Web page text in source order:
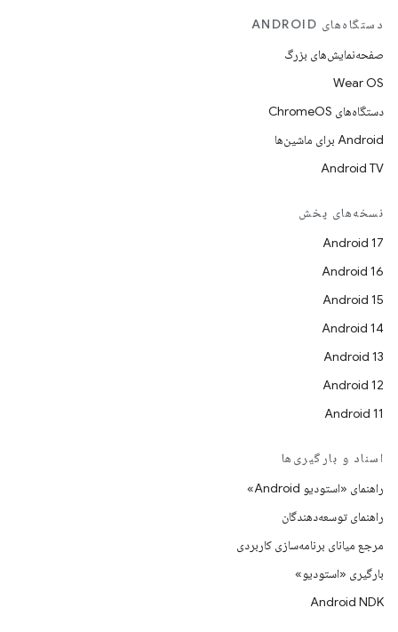
دستگاه‌های ANDROID
صفحه‌نمایش‌های بزرگ
Wear OS
دستگاه‌های ChromeOS
Android برای ماشین‌ها
Android TV
نسخه‌های پخش
Android 17
Android 16
Android 15
Android 14
Android 13
Android 12
Android 11
اسناد و بارگیری‌ها
راهنمای «استودیو Android»
راهنمای توسعه‌دهندگان
مرجع میانای برنامه‌سازی کاربردی
بارگیری «استودیو»
Android NDK